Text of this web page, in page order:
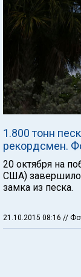
1.800 тонн
рекордсмен.
20 октября на
США)
замка из песка.
21.10.2015 08:16 //